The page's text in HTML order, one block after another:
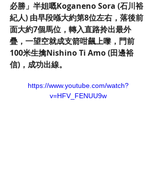
必勝」半姐嘅Koganeno Sora (石川裕
紀人) 由早段喺大約第8位左右，落後前
面大約7個馬位，轉入直路拎出最外
疊，一望空就成支箭咁飆上嚟，門前
100米生擒Nishino Ti Amo (田邊裕
信)，成功出線。
https://www.youtube.com/watch?
v=HFV_FENUU9w